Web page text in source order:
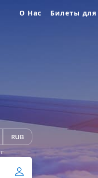
О Нас Билеты
RUB